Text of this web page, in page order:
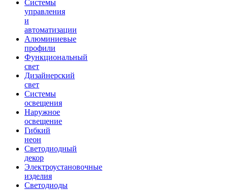
Системы
управления
и
автоматизации
Алюминиевые
профили
Функциональный
свет
Дизайнерский
свет
Системы
освещения
Наружное
освещение
Гибкий
неон
Светодиодный
декор
Электроустановочные
изделия
Светодиоды